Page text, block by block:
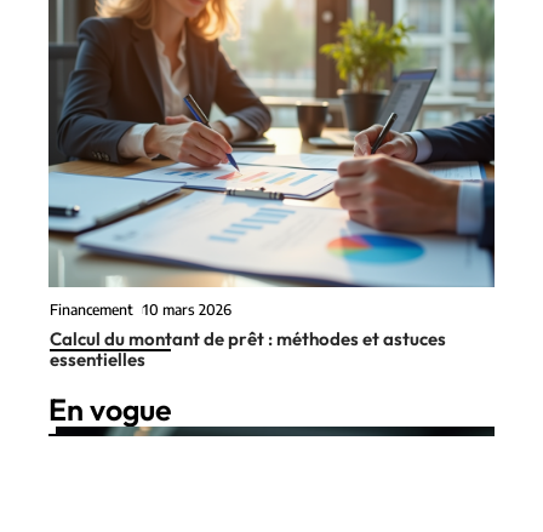
Financement 10 mars 2026
Calcul du montant de prêt : méthodes et astuces
essentielles
En vogue